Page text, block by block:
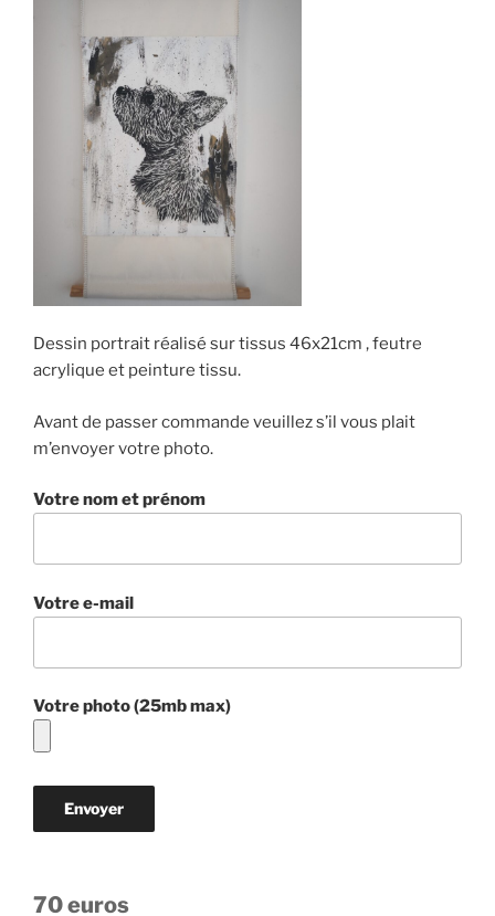
Dessin portrait réalisé sur tissus 46x21cm , feutre
acrylique et peinture tissu.
Avant de passer commande veuillez s’il vous plait
m’envoyer votre photo.
Votre nom et prénom
Votre e-mail
Votre photo (25mb max)
70 euros